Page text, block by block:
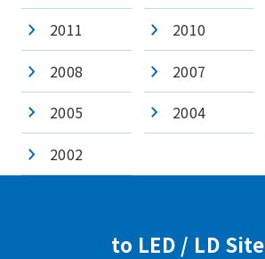
2011
2010
2008
2007
2005
2004
2002
to LED / LD Site